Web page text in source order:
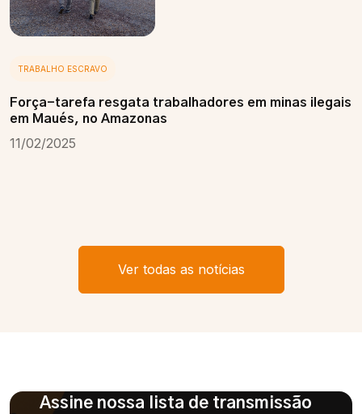
TRABALHO ESCRAVO
Força-tarefa resgata trabalhadores em minas ilegais
em Maués, no Amazonas
11/02/2025
Ver todas as notícias
Assine nossa lista de transmissão